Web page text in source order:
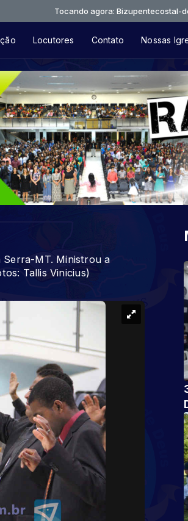
Tocando agora: Bizupentecostal-depois-
Locutores Contato Nossas
Serra-MT. Ministrou a
Tallis Vinicius)